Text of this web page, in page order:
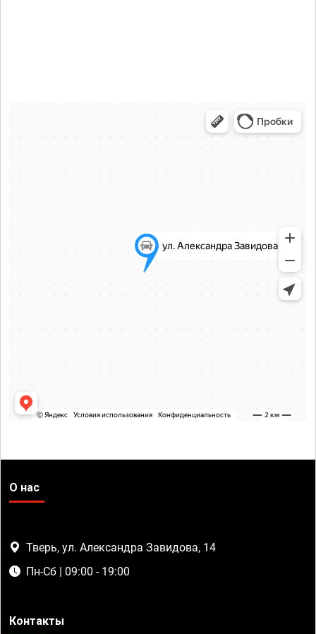
О нас
Тверь, ул. Александра Завидова, 14
Пн-Сб | 09:00 - 19:00
Контакты